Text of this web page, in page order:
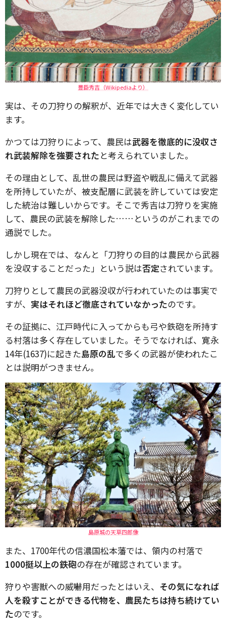
豊臣秀吉（Wikipediaより）
実は、その刀狩りの解釈が、近年では大きく変化してい
ます。
かつては刀狩りによって、農民は武器を徹底的に没収さ
れ武装解除を強要されたと考えられていました。
その理由として、乱世の農民は野盗や戦乱に備えて武器
を所持していたが、被支配層に武装を許していては安定
した統治は難しいからです。そこで秀吉は刀狩りを実施
して、農民の武装を解除した……というのがこれまでの
通説でした。
しかし現在では、なんと「刀狩りの目的は農民から武器
を没収することだった」という説は否定されています。
刀狩りとして農民の武器没収が行われていたのは事実で
すが、 実はそれほど徹底されていなかったのです。
その証拠に、江戸時代に入ってからも弓や鉄砲を所持す
る村落は多く存在していました。そうでなければ、寛永
14年(1637)に起きた島原の乱で多くの武器が使われたこ
とは説明がつきません。
島原城の天草四郎像
また、1700年代の信濃国松本藩では、領内の村落で
1000挺以上の鉄砲の存在が確認されています。
狩りや害獣への威嚇用だったとはいえ、 その気になれば
人を殺すことができる代物を、農民たちは持ち続けてい
たのです。